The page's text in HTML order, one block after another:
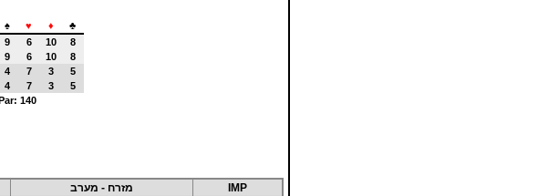
♠ ♥ ♦
♣
9 6 10
8
9 6 10
8
4 7 3
5
4 7 3
5
140
IMP מזרח - מערב